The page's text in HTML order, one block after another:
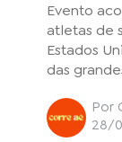
Evento
atletas de
Estados
das
Por
28/